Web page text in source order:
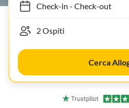
Check-in- Check-out
Cerca